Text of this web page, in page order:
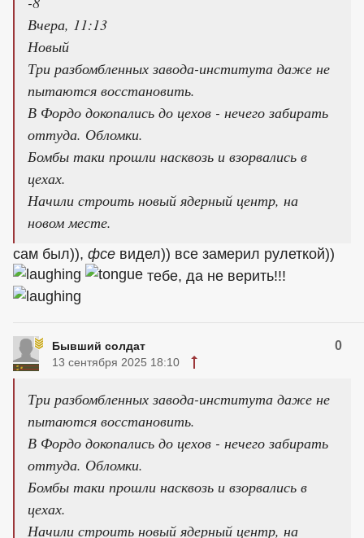
Вчера, 11:13
Новый
Три разбомбленных завода-института даже не
пытаются восстановить.
В Фордо докопались до цехов - нечего забирать
оттуда. Обломки.
Бомбы таки прошли насквозь и взорвались в
цехах.
Начили строить новый ядерный центр, на
новом месте.
сам был)), фсе видел)) все замерил рулеткой))
тебе, да не верить!!!
Бывший солдат 0
13 сентября 2025 18:10
Три разбомбленных завода-института даже не
пытаются восстановить.
В Фордо докопались до цехов - нечего забирать
оттуда. Обломки.
Бомбы таки прошли насквозь и взорвались в
цехах.
Начили строить новый ядерный центр, на